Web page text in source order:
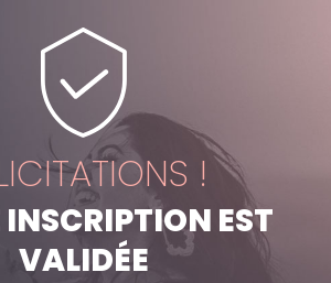
!
EST
VALIDÉE